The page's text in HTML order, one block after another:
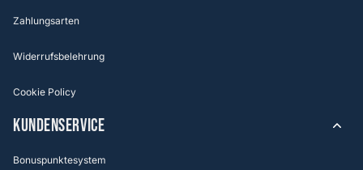
Zahlungsarten
Widerrufsbelehrung
Cookie Policy
KUNDENSERVICE
Bonuspunktesystem